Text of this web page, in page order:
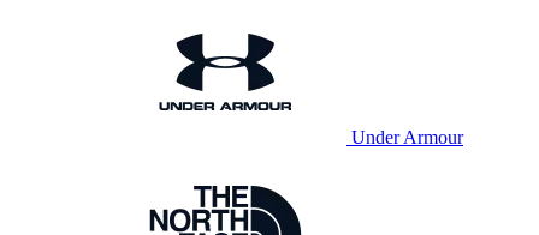
Under Armour